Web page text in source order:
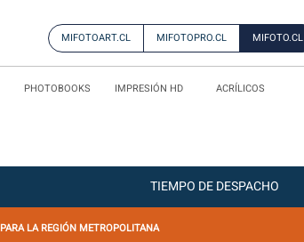
MIFOTOART.CL MIFOTOPRO.CL MIFOTO.CL
PHOTOBOOKS IMPRESIÓN HD ACRÍLICOS
TIEMPO DE DESPACHO
PARA LA REGIÓN METROPOLITANA